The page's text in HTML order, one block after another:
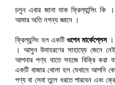
চলুন এবার জানা যাক ফ্রিল্যান্সিং কি
আমার অতি নগন্য জ্ঞানে ।
ফ্রিল্যন্সিং হল একটি ওপেন মার্কেপ্লেস।
। আসুন উদাহরণের সাহায্যে জেনে
আপনার পণ্য যাতে সহজে বিক্রি
একটি বাজার খোলা হল যেখানে আপনি
পণ্য বা সেবা তুলে ধরতে পারবেন এবং